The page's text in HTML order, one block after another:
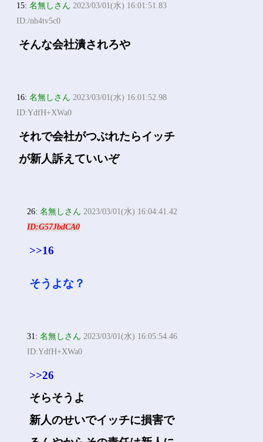
15:名無しさん 2023/03/01(水) 16:01:51.83
ID:/nh4tv5c0
そんな会社潰されろや
16:名無しさん 2023/03/01(水) 16:01:52.98
ID:YdfH+XWa0
それで会社がつぶれたらイッチ
が新人訴えていいぞ
26:名無しさん 2023/03/01(水) 16:04:41.42
ID:G57JbdCA0
>>16
そうよな？
31:名無しさん 2023/03/01(水) 16:05:54.46
ID:YdfH+XWa0
>>26
そらそうよ
新人のせいでイッチに損害で